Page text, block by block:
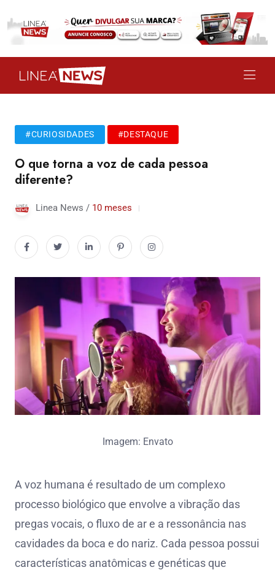
#CURIOSIDADES #DESTAQUE
O que torna a voz de cada pessoa
diferente?
Linea News / 10 meses
Imagem: Envato
A voz humana é resultado de um complexo
processo biológico que envolve a vibração das
pregas vocais, o fluxo de ar e a ressonância nas
cavidades da boca e do nariz. Cada pessoa possui
características anatômicas e genéticas que